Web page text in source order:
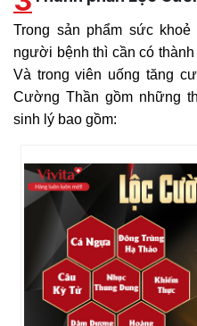
Trong sản phẩm sức
người bệnh thì cần có
Và trong viên uống tăng
Cường Thần gồm những
sinh lý bao gồm: